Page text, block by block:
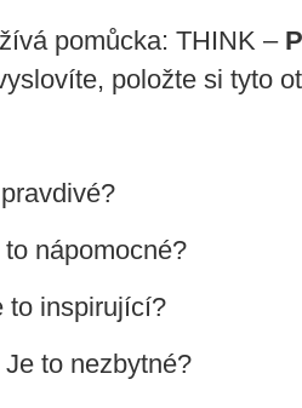
pomůcka: THINK –
položte si tyto
nápomocné?
to inspirující?
to nezbytné?